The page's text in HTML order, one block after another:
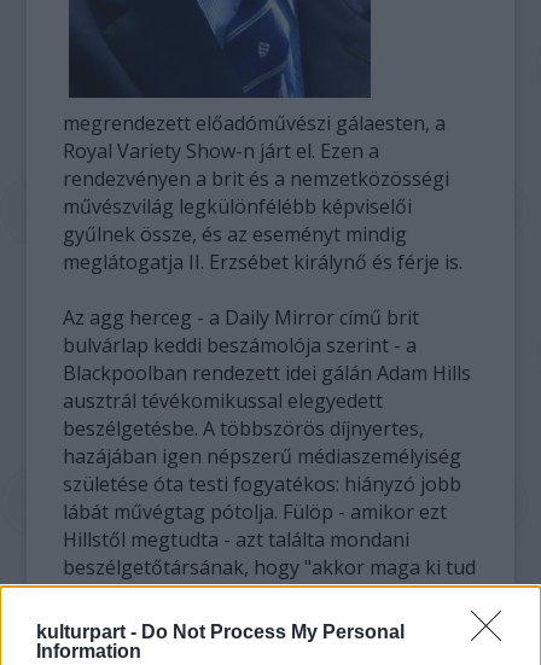
kulturpart - Do Not Process My Personal
Information
megrendezett előadóművészi gálaesten, a
Royal Variety Show-n járt el. Ezen a
rendezvényen a brit és a nemzetközösségi
művészvilág legkülönfélébb képviselői
gyűlnek össze, és az eseményt mindig
meglátogatja II. Erzsébet királynő és férje is.
Az agg herceg - a Daily Mirror című brit
bulvárlap keddi beszámolója szerint - a
Blackpoolban rendezett idei gálán Adam Hills
ausztrál tévékomikussal elegyedett
beszélgetésbe. A többszörös díjnyertes,
hazájában igen népszerű médiaszemélyiség
születése óta testi fogyatékos: hiányzó jobb
lábát művégtag pótolja. Fülöp - amikor ezt
Hillstől megtudta - azt találta mondani
beszélgetőtársának, hogy "akkor maga ki tud
csempészni egy üveg gint is abban a
műlábban". Az ausztrál komikus nem vette
zokon a nyers poént, sőt közölte, hogy